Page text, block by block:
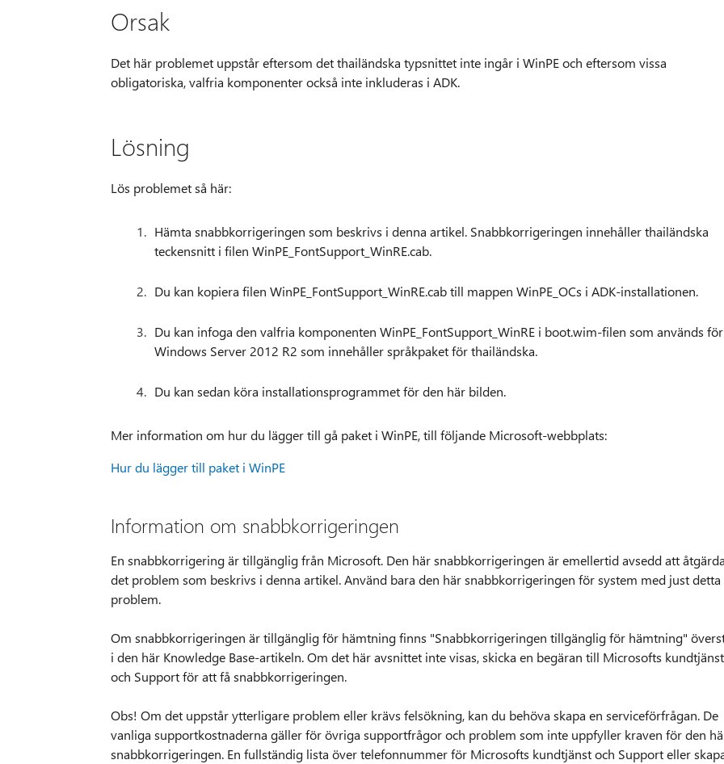
Orsak
Det här problemet uppstår eftersom det thailändska typsnittet inte ingår i WinPE och eftersom vissa
obligatoriska, valfria komponenter också inte inkluderas i ADK.
Lösning
Lös problemet så här:
Hämta snabbkorrigeringen som beskrivs i denna artikel. Snabbkorrigeringen innehåller thailändska
teckensnitt i filen WinPE_FontSupport_WinRE.cab.
Du kan kopiera filen WinPE_FontSupport_WinRE.cab till mappen WinPE_OCs i ADK-installationen.
Du kan infoga den valfria komponenten WinPE_FontSupport_WinRE i boot.wim-filen som används för
Windows Server 2012 R2 som innehåller språkpaket för thailändska.
Du kan sedan köra installationsprogrammet för den här bilden.
Mer information om hur du lägger till gå paket i WinPE, till följande Microsoft-webbplats:
Hur du lägger till paket i WinPE
Information om snabbkorrigeringen
En snabbkorrigering är tillgänglig från Microsoft. Den här snabbkorrigeringen är emellertid avsedd att åtgärda
det problem som beskrivs i denna artikel. Använd bara den här snabbkorrigeringen för system med just detta
problem.
Om snabbkorrigeringen är tillgänglig för hämtning finns "Snabbkorrigeringen tillgänglig för hämtning"
i den här Knowledge Base-artikeln. Om det här avsnittet inte visas, skicka en begäran till Microsofts kundtjänst
och Support för att få snabbkorrigeringen.
Obs! Om det uppstår ytterligare problem eller krävs felsökning, kan du behöva skapa en serviceförfrågan. De
vanliga supportkostnaderna gäller för övriga supportfrågor och problem som inte uppfyller kraven för den
snabbkorrigeringen. En fullständig lista över telefonnummer för Microsofts kundtjänst och Support eller